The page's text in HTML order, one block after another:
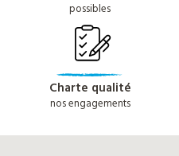
possibles
Charte qualité
nos engagements